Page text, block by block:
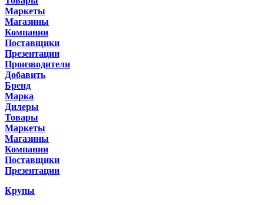
Маркеты
Магазины
Компании
Поставщики
Презентации
Производители
Добавить
Бренд
Марка
Дилеры
Товары
Маркеты
Магазины
Компании
Поставщики
Презентации
Крупы